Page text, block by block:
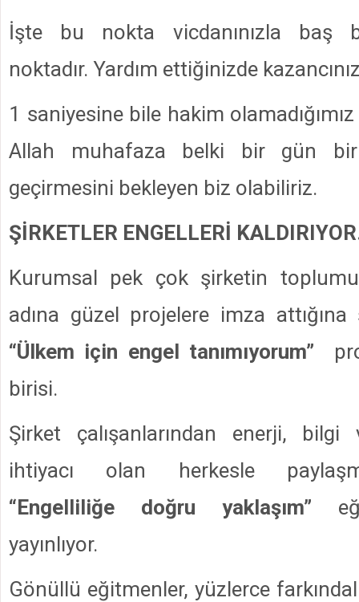
İşte bu nokta vicdanınızla baş
noktadır. Yardım ettiğinizde
1 saniyesine bile hakim
Allah muhafaza belki bir gün
geçirmesini bekleyen biz olabiliriz.
ŞİRKETLER ENGELLERİ
Kurumsal pek çok şirketin
adına güzel projelere imza
“Ülkem için engel tanımıyorum”
birisi.
Şirket çalışanlarından enerji, bilgi
ihtiyacı olan herkesle
“Engelliliğe doğru yaklaşım”
yayınlıyor.
Gönüllü eğitmenler, yüzlerce